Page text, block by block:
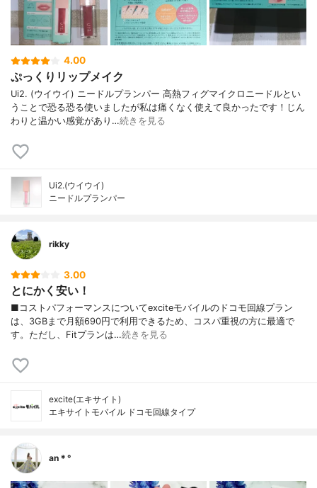
4.00
ぷっくりリップメイク
Ui2. (ウイウイ) ニードルプランパー 高熱フィグマイクロニードルとい
うことで恐る恐る使いましたが私は痛くなく使えて良かったです！じん
わりと温かい感覚があり…続きを見る
Ui2.(ウイウイ)
ニードルプランパー
rikky
3.00
とにかく安い！
■コストパフォーマンスについてexciteモバイルのドコモ回線プラン
は、3GBまで月額690円で利用できるため、コスパ重視の方に最適で
す。ただし、Fitプランは…続きを見る
excite(エキサイト)
エキサイトモバイル ドコモ回線タイプ
an＊°